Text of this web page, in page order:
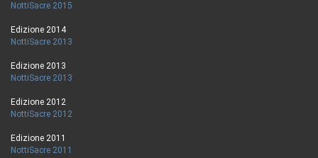
NottiSacre 2015
Edizione 2014
NottiSacre 2013
Edizione 2013
NottiSacre 2013
Edizione 2012
NottiSacre 2012
Edizione 2011
NottiSacre 2011